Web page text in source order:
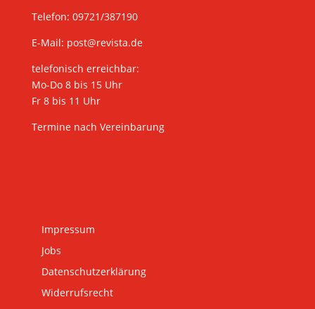
Telefon: 09721/387190
E-Mail: post@revista.de
telefonisch erreichbar:
Mo-Do 8 bis 15 Uhr
Fr 8 bis 11 Uhr
Termine nach Vereinbarung
Impressum
Jobs
Datenschutzerklärung
Widerrufsrecht